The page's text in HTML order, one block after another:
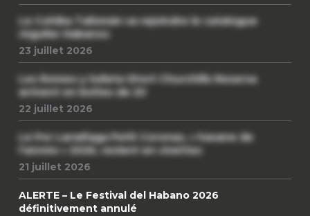
Le Cohiba Talismán va rejoindre le catalogue
régulier Habanos
23 juillet 2026
Les Romeo y Julieta Short Churchills Reserva
arrivent en boîtes de 20
22 juillet 2026
Le Por Larrañaga Petit Coronas, « havane de
l’année » 2026, revient en civettes
21 juillet 2026
ALERTE – Le Festival del Habano 2026
définitivement annulé